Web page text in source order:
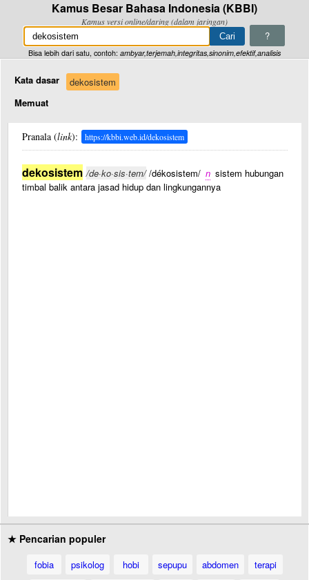
Kamus Besar Bahasa Indonesia (KBBI)
Kamus versi online/daring (dalam jaringan)
?
Bisa lebih dari satu, contoh: ambyar,terjemah,integritas,sinonim,efektif,analisis
Kata dasar
dekosistem
Memuat
Pranala (link): https://kbbi.web.id/dekosistem
dekosistem /de·ko·sis·tem//dékosistem/ n sistem hubungan
timbal balik antara jasad hidup dan lingkungannya
★ Pencarian populer
fobia psikolog hobi sepupu abdomen
terapi